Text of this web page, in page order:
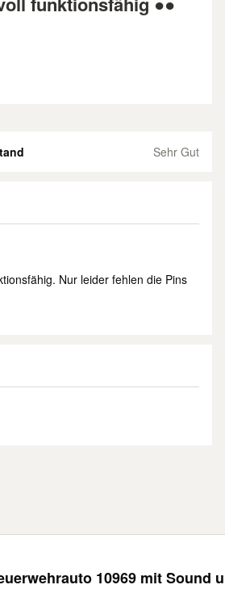
Sehr Gut
Nur leider fehlen die Pins
Lego Duplo Feuerwehrauto 10969 mit